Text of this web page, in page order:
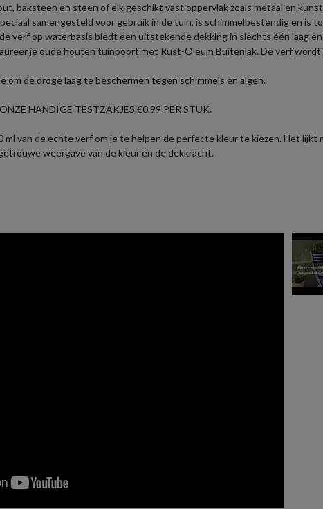
baksteen en steen of elk geschikt vast oppervlak zoals metaal en
samengesteld voor gebruik in de tuin, is schimmelbestendig en is
verf op waterbasis biedt een uitstekende dekking in slechts één laag
je oude houten tuinpoort met Rust-Oleum Buitenlak. De verf wordt
om de droge laag te beschermen tegen schimmels en algen.
HANDIGE TESTZAKJES €0,99 PER STUK.
van de echte verf om je te helpen de perfecte kleur te kiezen. Het lijkt
weergave van de kleur en de dekkracht.